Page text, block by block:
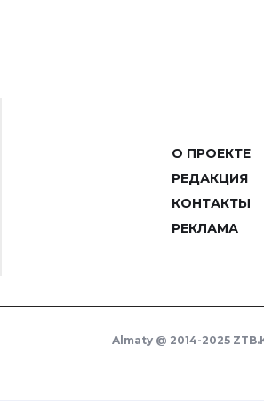
О ПРОЕКТЕ
РЕДАКЦИЯ
КОНТАКТЫ
РЕКЛАМА
Almaty @ 2014-2025